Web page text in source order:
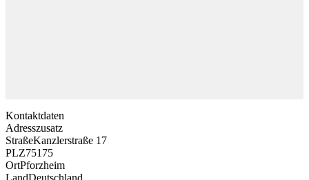
Kontaktdaten
Adresszusatz
StraßeKanzlerstraße 17
PLZ75175
OrtPforzheim
LandDeutschland